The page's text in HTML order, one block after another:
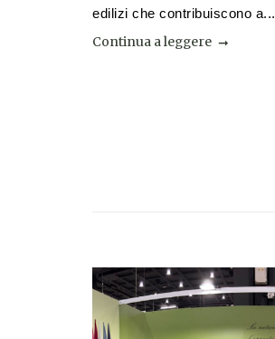
edilizi che contribuiscono a...
Continua a leggere